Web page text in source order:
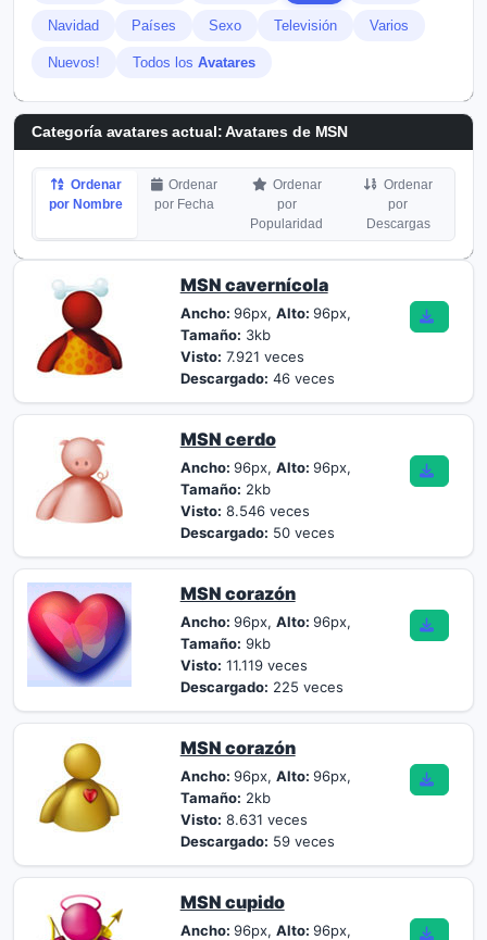
Navidad Países Sexo Televisión Varios
Nuevos! Todos los Avatares
Categoría avatares actual: Avatares de MSN
Ordenar
por Nombre
Ordenar
por Fecha
Ordenar
por
Popularidad
Ordenar
por
Descargas
MSN cavernícola
Ancho: 96px, Alto: 96px,
Tamaño: 3kb
Visto: 7.921 veces
Descargado: 46 veces
MSN cerdo
Ancho: 96px, Alto: 96px,
Tamaño: 2kb
Visto: 8.546 veces
Descargado: 50 veces
MSN corazón
Ancho: 96px, Alto: 96px,
Tamaño: 9kb
Visto: 11.119 veces
Descargado: 225 veces
MSN corazón
Ancho: 96px, Alto: 96px,
Tamaño: 2kb
Visto: 8.631 veces
Descargado: 59 veces
MSN cupido
Ancho: 96px, Alto: 96px,